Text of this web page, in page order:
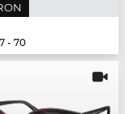
- 70